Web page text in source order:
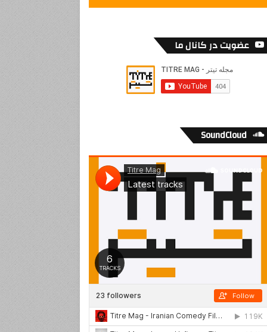
عضویت در کانال ما
SoundCloud